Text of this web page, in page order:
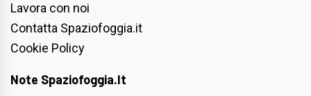
Lavora con noi
Contatta Spaziofoggia.it
Cookie Policy
Note Spaziofoggia.it